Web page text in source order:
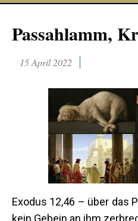
Passahlamm,
15 April 2022
Exodus 12,46 – über das
kein Gebein an ihm